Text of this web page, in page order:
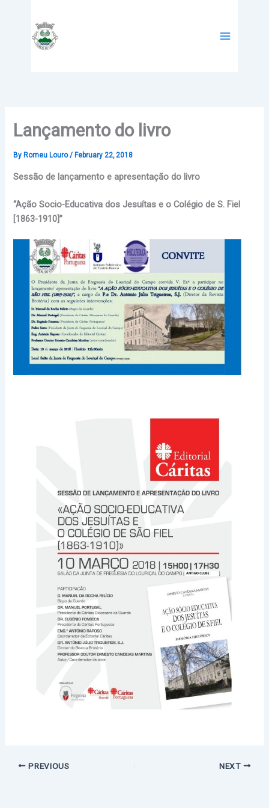
Lançamento do livro
By Romeu Louro/ February 22, 2018
Sessão de lançamento e apresentação do livro
“Ação Socio-Educativa dos Jesuítas e o Colégio de S. Fiel
[1863-1910]”
PREVIOUS NEXT